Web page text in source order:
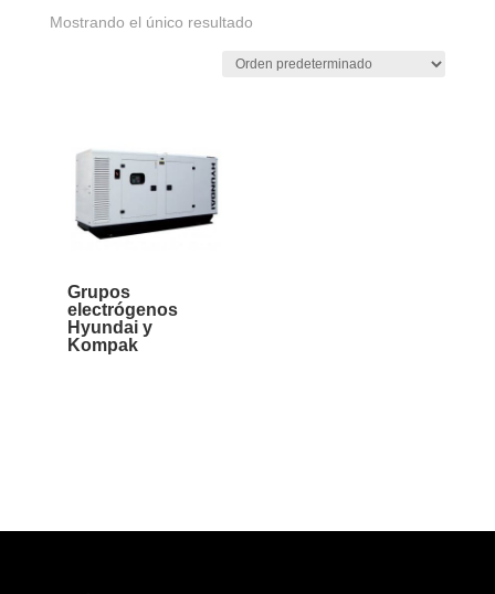
Mostrando el único resultado
Grupos
electrógenos
Hyundai y
Kompak